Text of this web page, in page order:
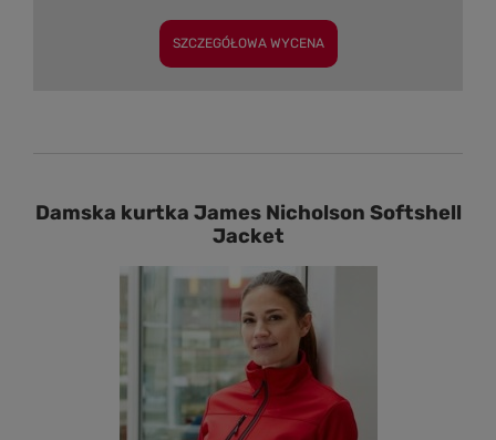
SZCZEGÓŁOWA WYCENA
Damska kurtka James Nicholson Softshell
Jacket